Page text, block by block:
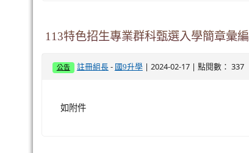
113特色招生專業群科甄選入學簡章彙編
公告 註冊組長- 國9升學| 2024-02-17 | 點閱數： 337
如附件